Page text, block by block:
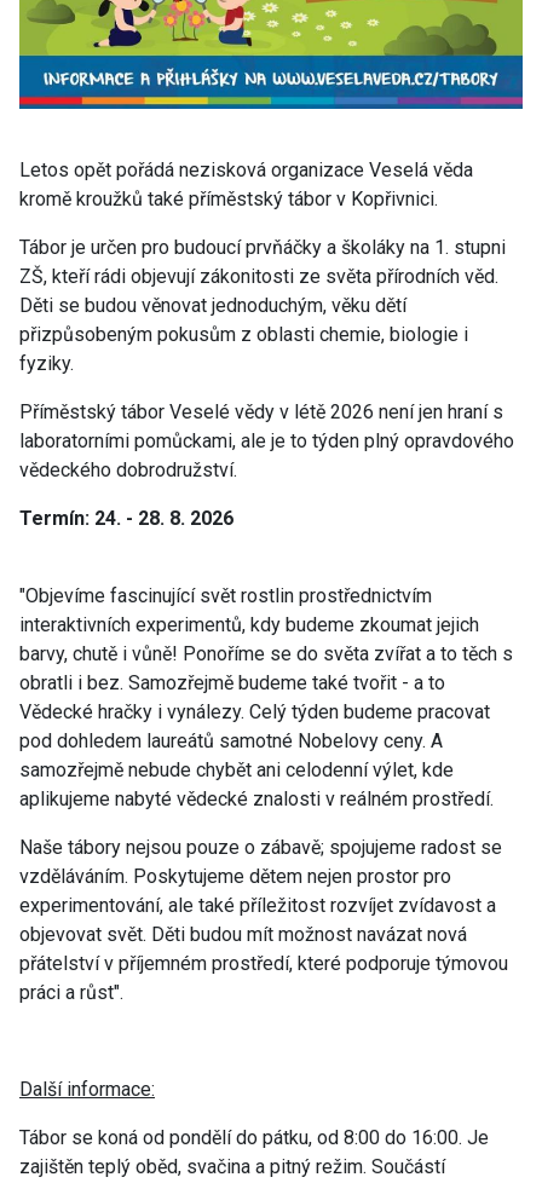
Letos opět pořádá nezisková organizace Veselá věda
kromě kroužků také příměstský tábor v Kopřivnici.
Tábor je určen pro budoucí prvňáčky a školáky na 1. stupni
ZŠ, kteří rádi objevují zákonitosti ze světa přírodních věd.
Děti se budou věnovat jednoduchým, věku dětí
přizpůsobeným pokusům z oblasti chemie, biologie i
fyziky.
Příměstský tábor Veselé vědy v létě 2026 není jen hraní s
laboratorními pomůckami, ale je to týden plný opravdového
vědeckého dobrodružství.
Termín: 24. - 28. 8. 2026
"Objevíme fascinující svět rostlin prostřednictvím
interaktivních experimentů, kdy budeme zkoumat jejich
barvy, chutě i vůně! Ponoříme se do světa zvířat a to těch s
obratli i bez. Samozřejmě budeme také tvořit - a to
Vědecké hračky i vynálezy. Celý týden budeme pracovat
pod dohledem laureátů samotné Nobelovy ceny. A
samozřejmě nebude chybět ani celodenní výlet, kde
aplikujeme nabyté vědecké znalosti v reálném prostředí.
Naše tábory nejsou pouze o zábavě; spojujeme radost se
vzděláváním. Poskytujeme dětem nejen prostor pro
experimentování, ale také příležitost rozvíjet zvídavost a
objevovat svět. Děti budou mít možnost navázat nová
přátelství v příjemném prostředí, které podporuje týmovou
práci a růst".
Další informace:
Tábor se koná od pondělí do pátku, od 8:00 do 16:00. Je
zajištěn teplý oběd, svačina a pitný režim. Součástí